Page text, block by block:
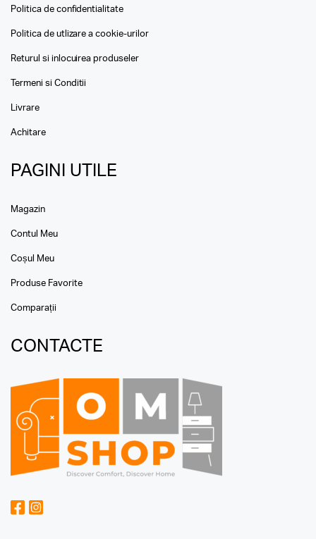
Politica de confidentialitate
Politica de utlizare a cookie-urilor
Returul si inlocuirea produseler
Termeni si Conditii
Livrare
Achitare
PAGINI UTILE
Magazin
Contul Meu
Coșul Meu
Produse Favorite
Comparații
CONTACTE